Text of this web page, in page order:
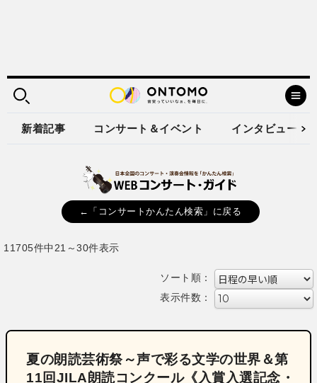
新着記事 コンサート＆イベント インタビュー
←「コンサートかんたん検索」に戻る
11705件中21～30件表示
ソート順：
表示件数：
夏の朗読芸術祭～声で彩る文学の世界＆第
11回JILA朗読コンクール《入賞入選記念・